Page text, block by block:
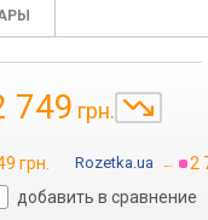
749 грн.
грн. Rozetka.ua →
2
добавить в сравнение